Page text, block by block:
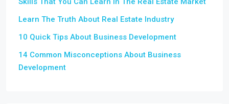
Learn The Truth About Real Estate Industry
10 Quick Tips About Business Development
14 Common Misconceptions About Business
Development